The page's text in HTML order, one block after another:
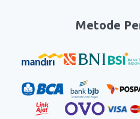
Metode